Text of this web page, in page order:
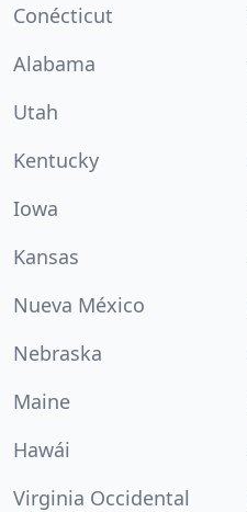
Conécticut
Alabama
Utah
Kentucky
Iowa
Kansas
Nueva México
Nebraska
Maine
Hawái
Virginia Occidental